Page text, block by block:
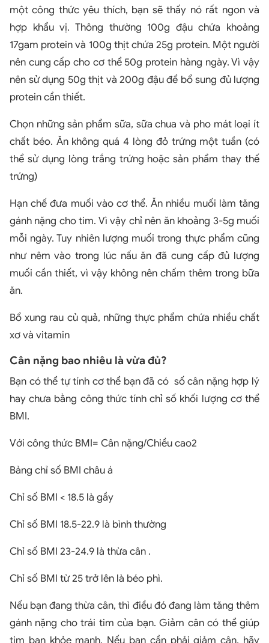
một công thức yêu thích, bạn sẽ thấy nó rất ngon và
hợp khẩu vị. Thông thường 100g đậu chứa khoảng
17gam protein và 100g thịt chứa 25g protein. Một người
nên cung cấp cho cơ thể 50g protein hàng ngày. Vì vậy
nên sử dụng 50g thịt và 200g đậu để bổ sung đủ lượng
protein cần thiết.
Chọn những sản phẩm sữa, sữa chua và pho mát loại ít
chất béo. Ăn không quá 4 lòng đỏ trứng một tuần (có
thể sử dụng lòng trắng trứng hoặc sản phẩm thay thế
trứng)
Hạn chế đưa muối vào cơ thể. Ăn nhiều muối làm tăng
gánh nặng cho tim. Vì vậy chỉ nên ăn khoảng 3-5g muối
mỗi ngày. Tuy nhiên lượng muối trong thực phẩm cũng
như nêm vào trong lúc nấu ăn đã cung cấp đủ lượng
muối cần thiết, vì vậy không nên chấm thêm trong bữa
ăn.
Bổ xung rau củ quả, những thực phẩm chứa nhiều chất
xơ và vitamin
Cân nặng bao nhiêu là vừa đủ?
Bạn có thể tự tính cơ thể bạn đã có số cân nặng hợp lý
hay chưa bằng công thức tính chỉ số khối lượng cơ thể
BMI.
Với công thức BMI= Cân nặng/Chiều cao2
Bảng chỉ số BMI châu á
Chỉ số BMI < 18.5 là gầy
Chỉ số BMI 18.5-22.9 là bình thường
Chỉ số BMI 23-24.9 là thừa cân .
Chỉ số BMI từ 25 trở lên là béo phì.
Nếu bạn đang thừa cân, thì điều đó đang làm tăng thêm
gánh nặng cho trái tim của bạn. Giảm cân có thể giúp